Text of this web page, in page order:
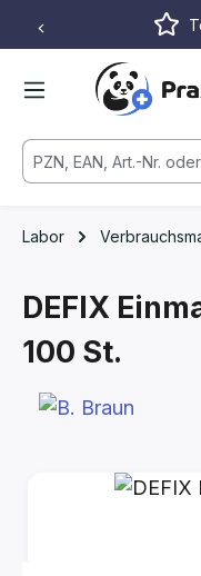
Zum Hauptinhalt
Labor
DEFIX
100 St.
Bildergalerie